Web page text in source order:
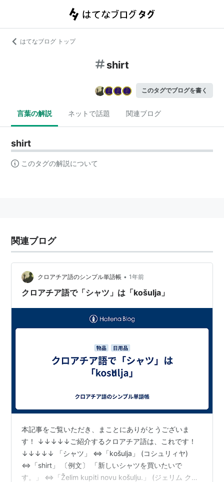
はてなブログ トップ
shirt
このタグでブログを書く
言葉の解説 ネットで話題 関連ブログ
shirt
このタグの解説について
関連ブログ
クロアチア語のシンプル単語帳 • 1年前
クロアチア語で「シャツ」は「košulja」
本記事をご覧いただき、まことにありがとうございま
す！ ↓↓↓↓↓ご紹介するクロアチア語は、これです！
↓↓↓↓↓ 「シャツ」 ⇔「košulja」 (コシュリィヤ)
⇔「shirt」 〔例文〕 「新しいシャツを買いたいで
す。」 ⇔「Želim kupiti novu košulju.」 (ジェリム クピ